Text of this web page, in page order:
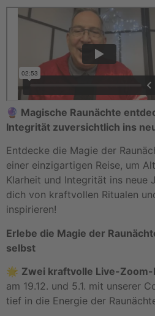
🔮 Magische Raunächte
Integrität zuversichtlich ins
Entdecke die Magie der
einer einzigartigen Reise, um
Klarheit und Integrität ins neue
dich von kraftvollen Ritualen
inspirieren!
Erlebe die Magie der
selbst
🌟 Zwei kraftvolle Live-Zoom-
am 19.12. und 5.1. mit unserer
tief in die Energie der